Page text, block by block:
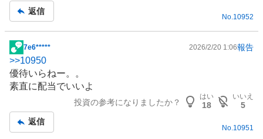
返信
No.10952
掲
示
板
記
7e6***** 2026/2/20 1:06報告
>>10950
優待いらねー。。
素直に配当でいいよ
投資の参考になりましたか？
はい
18
いいえ
5
返信
No. 10951